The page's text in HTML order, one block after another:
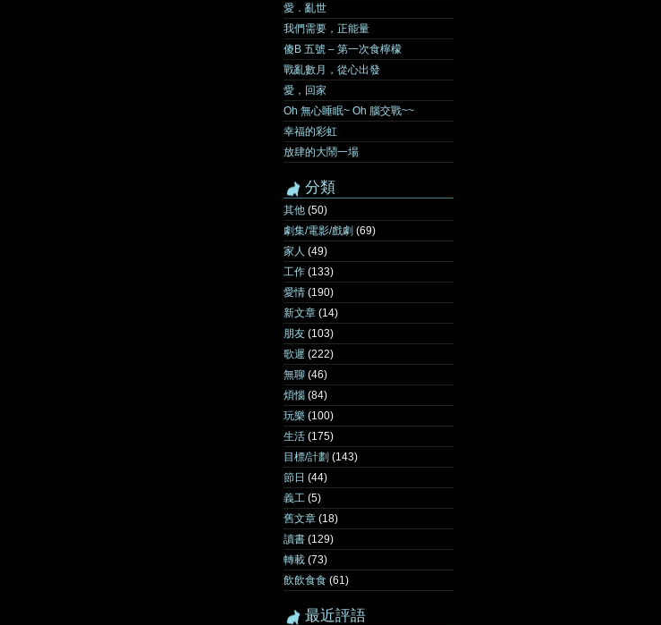
愛．亂世
我們需要，正能量
傻B 五號 – 第一次食檸檬
戰亂數月，從心出發
愛，回家
Oh 無心睡眠~ Oh 腦交戰~~
幸福的彩虹
放肆的大鬧一場
分類
其他 (50)
劇集/電影/戲劇 (69)
家人 (49)
工作 (133)
愛情 (190)
新文章 (14)
朋友 (103)
歌遲 (222)
無聊 (46)
煩惱 (84)
玩樂 (100)
生活 (175)
目標/計劃 (143)
節日 (44)
義工 (5)
舊文章 (18)
讀書 (129)
轉載 (73)
飲飲食食 (61)
最近評語